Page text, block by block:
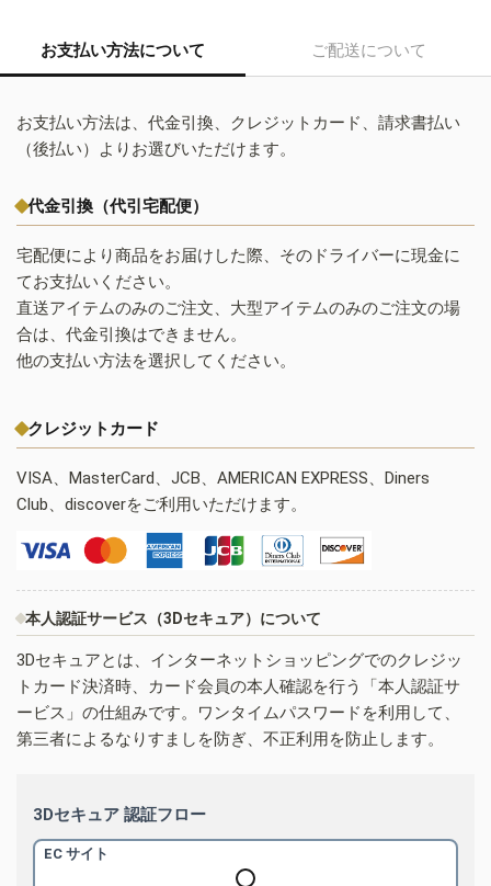
お支払い方法について ご配送について
お支払い方法は、代金引換、クレジットカード、請求書払い
（後払い）よりお選びいただけます。
代金引換（代引宅配便）
宅配便により商品をお届けした際、そのドライバーに現金に
てお支払いください。
直送アイテムのみのご注文、大型アイテムのみのご注文の場
合は、代金引換はできません。
他の支払い方法を選択してください。
クレジットカード
VISA、MasterCard、JCB、AMERICAN EXPRESS、Diners
Club、discoverをご利用いただけます。
本人認証サービス（3Dセキュア）について
3Dセキュアとは、インターネットショッピングでのクレジッ
トカード決済時、カード会員の本人確認を行う「本人認証サ
ービス」の仕組みです。ワンタイムパスワードを利用して、
第三者によるなりすましを防ぎ、不正利用を防止します。
3Dセキュア 認証フロー
EC サイト